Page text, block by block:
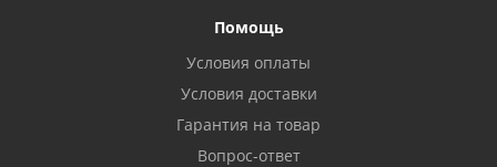
Помощь
Условия оплаты
Условия доставки
Гарантия на товар
Вопрос-ответ